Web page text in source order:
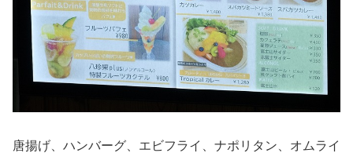
唐揚げ、ハンバーグ、エビフライ、ナポリタン、オムライ